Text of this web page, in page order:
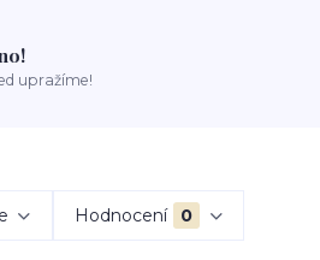
upražíme!
Hodnocení 0